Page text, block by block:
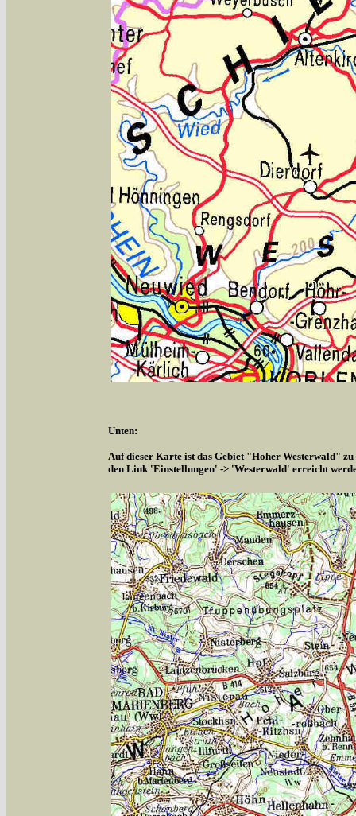
Unten:
Auf dieser Karte ist das Gebiet "Hoher Westerwald"
den Link 'Einstellungen' -> 'Westerwald' erreicht